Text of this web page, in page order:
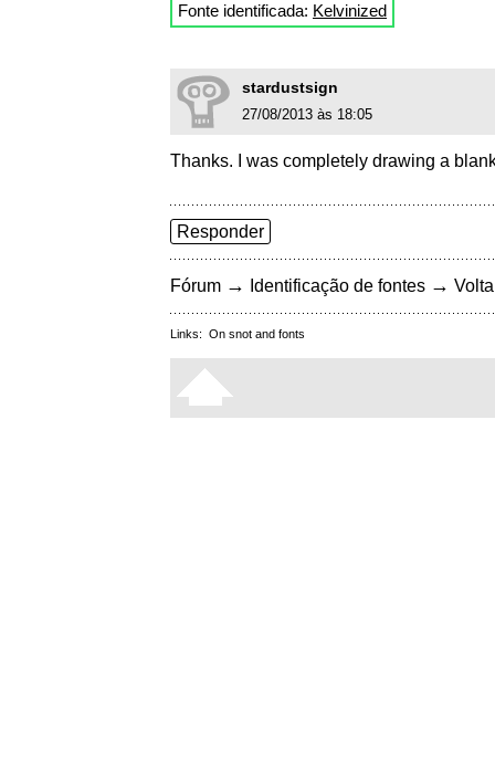
Fonte identificada: Kelvinized
stardustsign
27/08/2013 às 18:05
Thanks. I was completely drawing a
Responder
Fórum → Identificação de fontes →
Links: On snot and fonts